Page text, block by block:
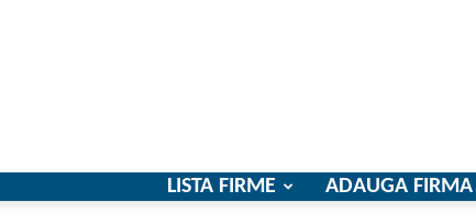
LISTA FIRME ADAUGA FIRMA